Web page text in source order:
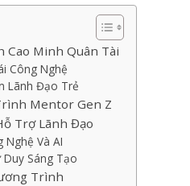
Cao Minh Quân Tài
Công Nghệ
Lãnh Đạo Trẻ
Mentor Gen Z
Trợ Lãnh Đạo
Nghệ Và AI
Duy Sáng Tạo
Trình